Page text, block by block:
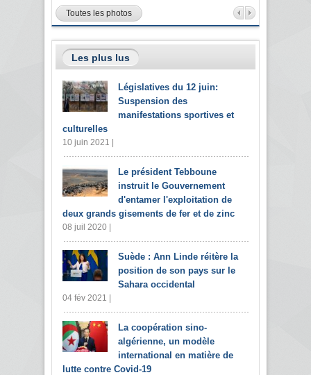
Toutes les photos
Les plus lus
Législatives du 12 juin:
Suspension des
manifestations sportives et
culturelles
10 juin 2021 |
Le président Tebboune
instruit le Gouvernement
d'entamer l'exploitation de
deux grands gisements de fer et de zinc
08 juil 2020 |
Suède : Ann Linde réitère la
position de son pays sur le
Sahara occidental
04 fév 2021 |
La coopération sino-
algérienne, un modèle
international en matière de
lutte contre Covid-19